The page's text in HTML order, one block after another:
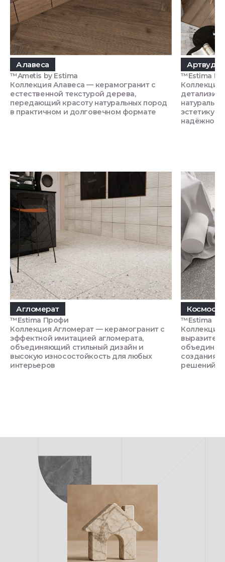
Алавеса
™Ametis by Estima
Коллекция Алавеса — керамогранит с
естественной текстурой дерева,
передающий красоту натуральных пород
в практичном и долговечном формате
Артвуд
™Estima
Коллекция
эстетику
Агломерат
™Estima Профи
Коллекция Агломерат — керамогранит с
эффектной имитацией агломерата,
объединяющий стильный дизайн и
высокую износостойкость для любых
интерьеров
Космос
™Estima
Коллекция
создания
решений